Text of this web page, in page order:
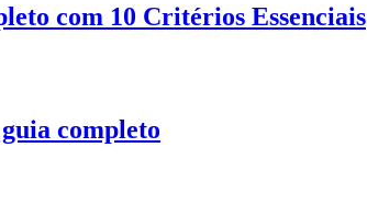
com 10 Critérios Essenciais
completo